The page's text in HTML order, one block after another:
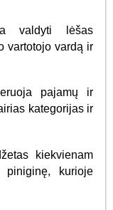
valdyti lėšas
vartotojo vardą ir
pajamų ir
kategorijas ir
kiekvienam
piniginę, kurioje